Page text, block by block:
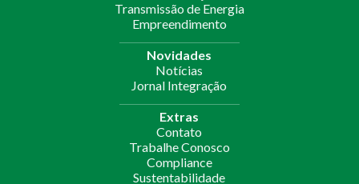
Transmissão de Energia
Empreendimento
Novidades
Notícias
Jornal Integração
Extras
Contato
Trabalhe Conosco
Compliance
Sustentabilidade